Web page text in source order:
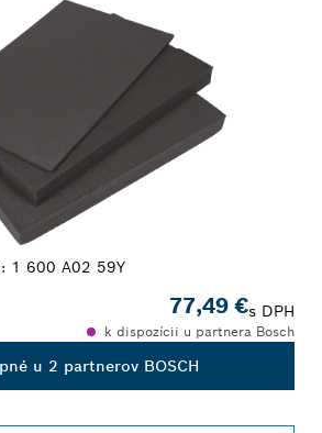
1 600 A02 59Y
77,49 €s DPH
k dispozícii u partnera Bosch
u 2 partnerov BOSCH